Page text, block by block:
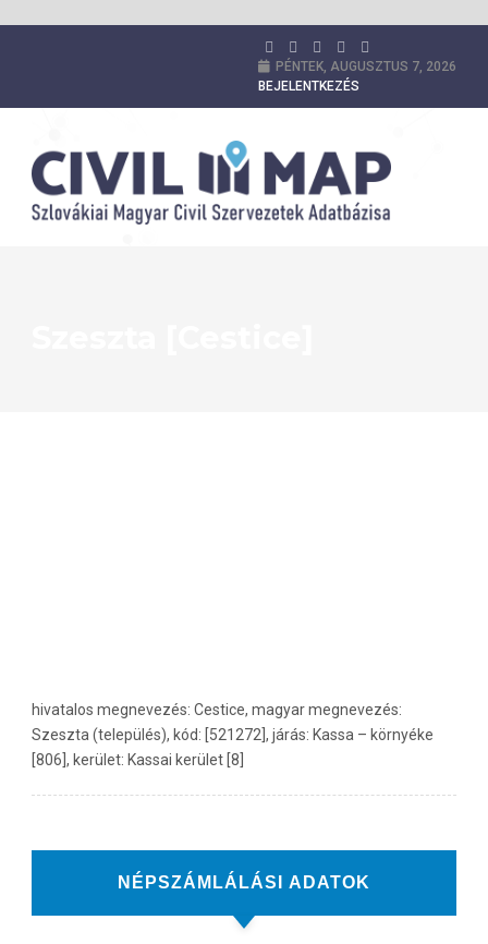
PÉNTEK, AUGUSZTUS 7, 2026
BEJELENTKEZÉS
hivatalos megnevezés: Cestice, magyar megnevezés:
Szeszta (település), kód: [521272], járás: Kassa – környéke
[806], kerület: Kassai kerület [8]
NÉPSZÁMLÁLÁSI ADATOK